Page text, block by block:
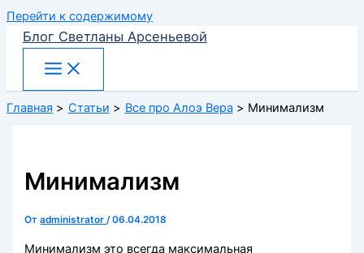
Перейти к содержимому
Блог Светланы Арсеньевой
Главная Статьи Все про Алоэ Вера Минимализм
Минимализм
Отadministrator/06.04.2018
Минимализм это всегда максимальная